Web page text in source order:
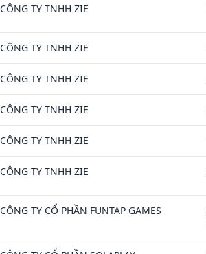
CÔNG TY TNHH ZIE
CÔNG TY TNHH ZIE
CÔNG TY TNHH ZIE
CÔNG TY TNHH ZIE
CÔNG TY TNHH ZIE
CÔNG TY TNHH ZIE
CÔNG TY CỔ PHẦN FUNTAP GAMES